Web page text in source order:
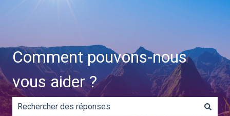
Comment pouvons-nous
vous aider ?